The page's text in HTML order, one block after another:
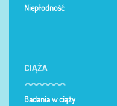
Niepłodność
CIĄŻA
Badania w ciąży